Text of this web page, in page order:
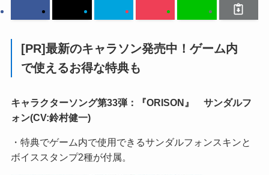
[PR]最新のキャラソン発売中！ゲーム内
で使えるお得な特典も
キャラクターソング第33弾：『ORISON』 サンダルフ
ォン(CV:鈴村健一)
・特典でゲーム内で使用できるサンダルフォンスキンと
ボイススタンプ2種が付属。